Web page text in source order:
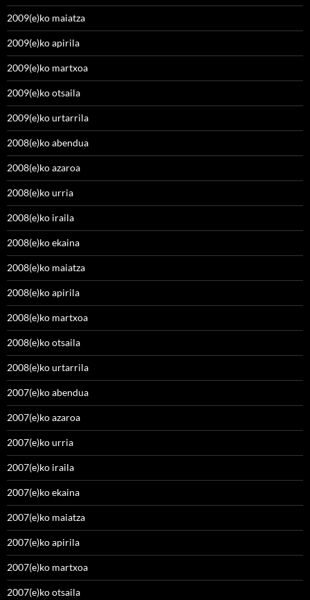
2009(e)ko maiatza
2009(e)ko apirila
2009(e)ko martxoa
2009(e)ko otsaila
2009(e)ko urtarrila
2008(e)ko abendua
2008(e)ko azaroa
2008(e)ko urria
2008(e)ko iraila
2008(e)ko ekaina
2008(e)ko maiatza
2008(e)ko apirila
2008(e)ko martxoa
2008(e)ko otsaila
2008(e)ko urtarrila
2007(e)ko abendua
2007(e)ko azaroa
2007(e)ko urria
2007(e)ko iraila
2007(e)ko ekaina
2007(e)ko maiatza
2007(e)ko apirila
2007(e)ko martxoa
2007(e)ko otsaila